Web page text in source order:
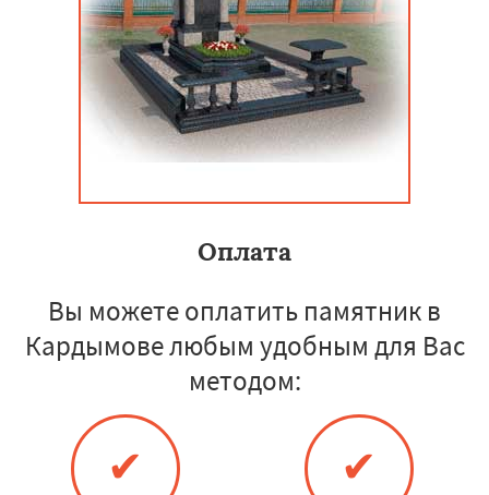
Оплата
Вы можете оплатить памятник в
Кардымове любым удобным для Вас
методом:
✔ ✔